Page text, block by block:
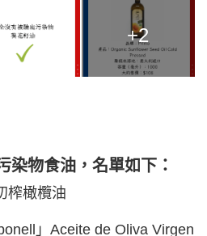
+2
染物食油，名單如下：
榨橄欖油
」Aceite de Oliva Virgen